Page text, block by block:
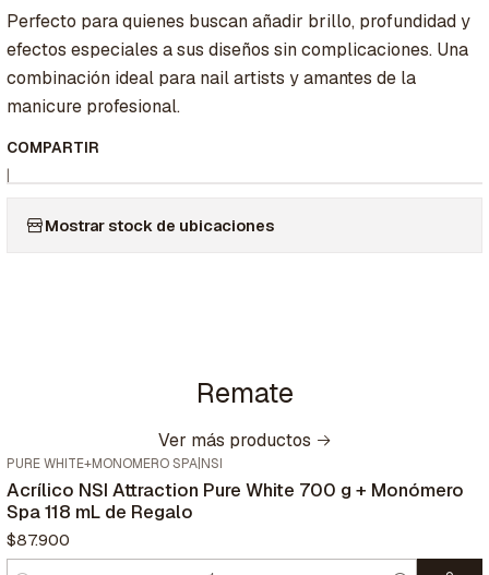
Perfecto para quienes buscan añadir brillo, profundidad y
efectos especiales a sus diseños sin complicaciones. Una
combinación ideal para nail artists y amantes de la
manicure profesional.
COMPARTIR
|
Mostrar stock de ubicaciones
Remate
Ver más productos
PURE WHITE+MONOMERO SPA NSI
Acrílico NSI Attraction Pure White 700 g + Monómero
Spa 118 mL de Regalo
$87.900